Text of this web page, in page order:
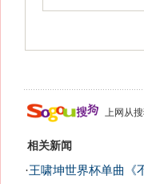
上网从
相关新闻
·王啸坤世界杯单曲《